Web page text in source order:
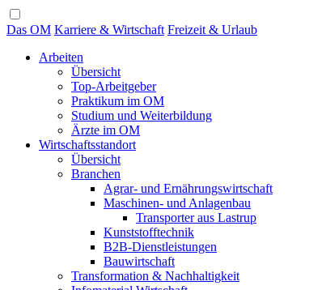
Das OM Karriere & Wirtschaft Freizeit & Urlaub
Arbeiten
Übersicht
Top-Arbeitgeber
Praktikum im OM
Studium und Weiterbildung
Ärzte im OM
Wirtschaftsstandort
Übersicht
Branchen
Agrar- und Ernährungswirtschaft
Maschinen- und Anlagenbau
Transporter aus Lastrup
Kunststofftechnik
B2B-Dienstleistungen
Bauwirtschaft
Transformation & Nachhaltigkeit